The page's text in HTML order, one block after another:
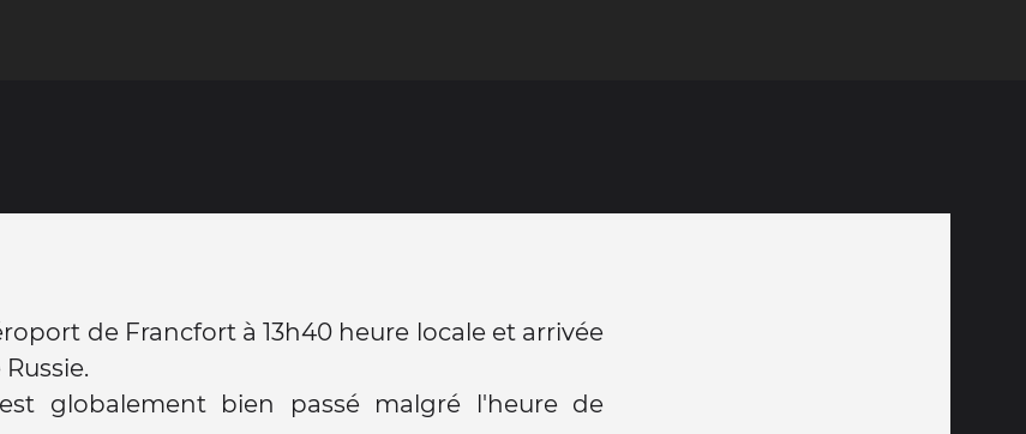
de Francfort à 13h40 heure locale et arrivée
globalement bien passé malgré l'heure de